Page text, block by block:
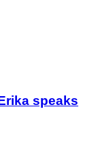
speaks